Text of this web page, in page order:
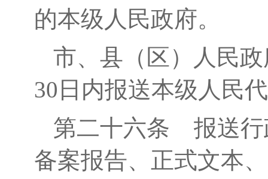
的本级人民政府。
市、县（区）人民
30日内报送本级人民
第二十六条 报送
备案报告、正式文本